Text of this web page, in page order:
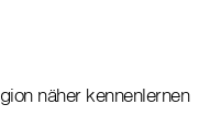
näher kennenlernen